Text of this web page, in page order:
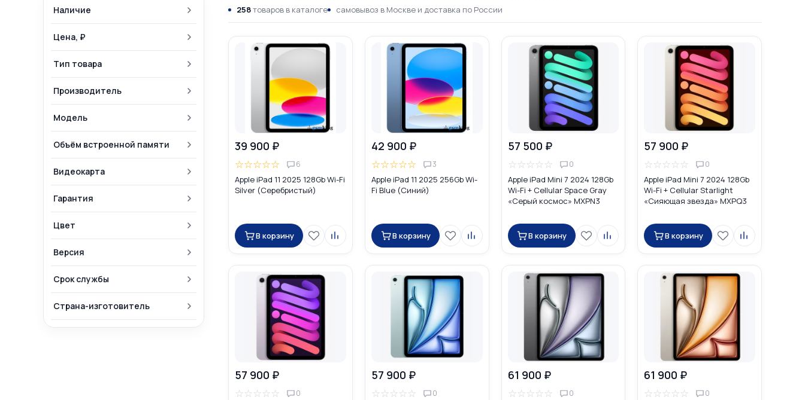
Наличие
Цена, ₽
Тип товара
Производитель
Модель
Объём встроенной памяти
Видеокарта
Гарантия
Цвет
Версия
Срок службы
Страна-изготовитель
258товаров в каталоге самовывоз в Москве и доставка по России
39 900 ₽
☆☆☆☆☆ 6
Apple iPad 11 2025 128Gb Wi-Fi
Silver (Серебристый)
В корзину
42 900 ₽
☆☆☆☆☆ 3
Apple iPad 11 2025 256Gb Wi-
Fi Blue (Синий)
В корзину
57 500 ₽
☆☆☆☆☆ 0
Apple iPad Mini 7 2024 128Gb
Wi-Fi + Cellular Space Gray
«Серый космос» MXPN3
В корзину
57 900 ₽
☆☆☆☆☆ 0
Apple iPad Mini 7 2024 128Gb
Wi-Fi + Cellular Starlight
«Сияющая звезда» MXPQ3
В корзину
57 900 ₽
☆☆☆☆☆ 0
57 900 ₽
☆☆☆☆☆ 0
61 900 ₽
☆☆☆☆☆ 0
61 900 ₽
☆☆☆☆☆ 0